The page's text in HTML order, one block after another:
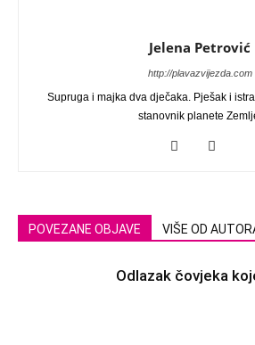
Jelena Petrović
http://plavazvijezda.com
Supruga i majka dva dječaka. Pješak i
stanovnik planete
POVEZANE OBJAVE VIŠE OD
Odlazak čovjeka